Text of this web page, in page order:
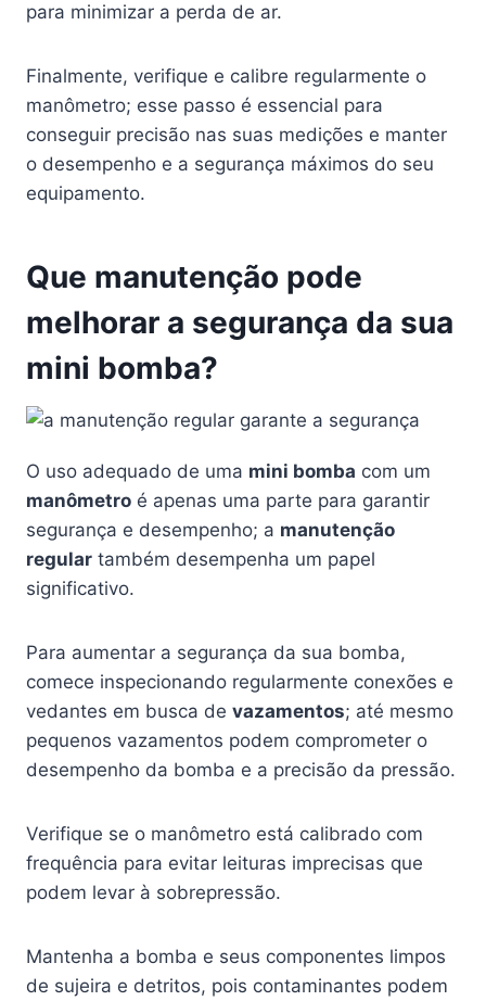
para minimizar a perda de ar.
Finalmente, verifique e calibre regularmente o
manômetro; esse passo é essencial para
conseguir precisão nas suas medições e manter
o desempenho e a segurança máximos do seu
equipamento.
Que manutenção pode
melhorar a segurança da sua
mini bomba?
O uso adequado de uma mini bomba com um
manômetro é apenas uma parte para garantir
segurança e desempenho; a manutenção
regular também desempenha um papel
significativo.
Para aumentar a segurança da sua bomba,
comece inspecionando regularmente conexões e
vedantes em busca de vazamentos; até mesmo
pequenos vazamentos podem comprometer o
desempenho da bomba e a precisão da pressão.
Verifique se o manômetro está calibrado com
frequência para evitar leituras imprecisas que
podem levar à sobrepressão.
Mantenha a bomba e seus componentes limpos
de sujeira e detritos, pois contaminantes podem